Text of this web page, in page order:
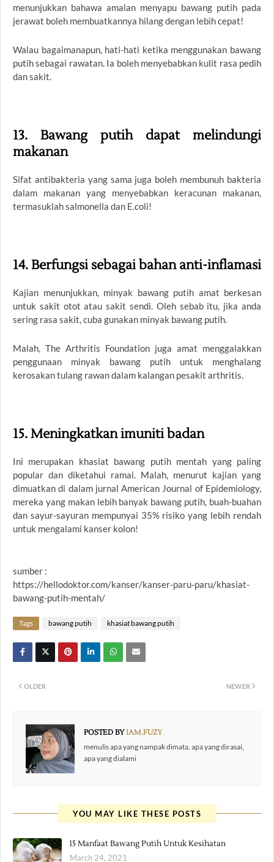
menunjukkan bahawa amalan menyapu bawang putih pada
jerawat boleh membuatkannya hilang dengan lebih cepat!
Walau bagaimanapun, hati-hati ketika menggunakan bawang
putih sebagai rawatan. Ia boleh menyebabkan kulit rasa pedih
dan sakit.
13. Bawang putih dapat melindungi
makanan
Sifat antibakteria yang sama juga boleh membunuh bakteria
dalam makanan yang menyebabkan keracunan makanan,
termasuklah salmonella dan E.coli!
14. Berfungsi sebagai bahan anti-inflamasi
Kajian menunjukkan, minyak bawang putih amat berkesan
untuk sakit otot atau sakit sendi. Oleh sebab itu, jika anda
sering rasa sakit, cuba gunakan minyak bawang putih.
Malah, The Arthritis Foundation juga amat menggalakkan
penggunaan minyak bawang putih untuk menghalang
kerosakan tulang rawan dalam kalangan pesakit arthritis.
15. Meningkatkan imuniti badan
Ini merupakan khasiat bawang putih mentah yang paling
popular dan diketahui ramai. Malah, menurut kajian yang
dimuatkan di dalam jurnal American Journal of Epidemiology,
mereka yang makan lebih banyak bawang putih, buah-buahan
dan sayur-sayuran mempunyai 35% risiko yang lebih rendah
untuk mengalami kanser kolon!
sumber :
https://hellodoktor.com/kanser/kanser-paru-paru/khasiat-
bawang-putih-mentah/
Tags bawang putih khasiat bawang putih
NEWER
OLDER
POSTED BYIAM.FUZY
menulis apa yang nampak dimata, apa yang dirasai,
apa yang dialami
YOU MAY LIKE THESE POSTS
15 Manfaat Bawang Putih Untuk Kesihatan
March 24, 2021